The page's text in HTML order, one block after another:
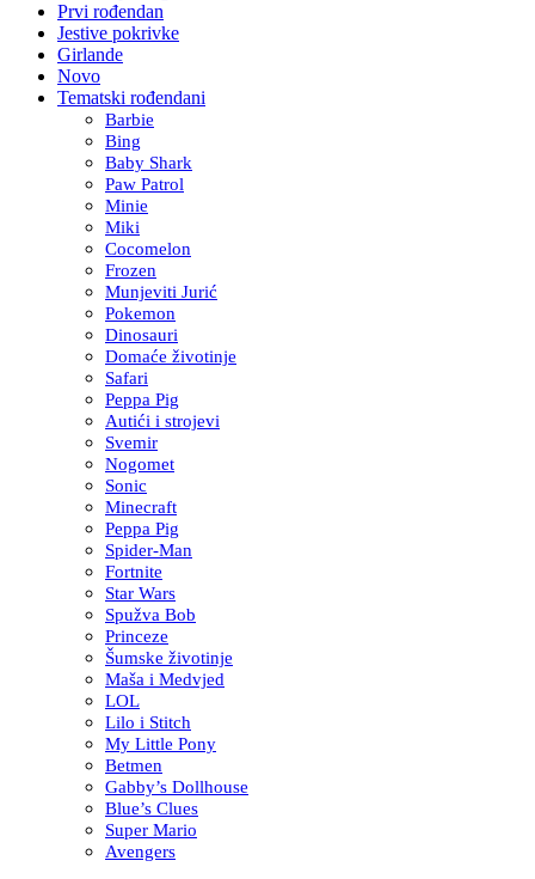
Prvi rođendan
Jestive pokrivke
Girlande
Novo
Tematski rođendani
Barbie
Bing
Baby Shark
Paw Patrol
Minie
Miki
Cocomelon
Frozen
Munjeviti Jurić
Pokemon
Dinosauri
Domaće životinje
Safari
Peppa Pig
Autići i strojevi
Svemir
Nogomet
Sonic
Minecraft
Peppa Pig
Spider-Man
Fortnite
Star Wars
Spužva Bob
Princeze
Šumske životinje
Maša i Medvjed
LOL
Lilo i Stitch
My Little Pony
Betmen
Gabby’s Dollhouse
Blue’s Clues
Super Mario
Avengers